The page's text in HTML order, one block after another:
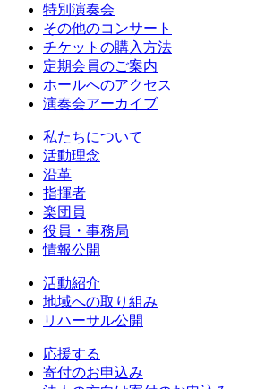
特別演奏会
その他のコンサート
チケットの購入方法
定期会員のご案内
ホールへのアクセス
演奏会アーカイブ
私たちについて
活動理念
沿革
指揮者
楽団員
役員・事務局
情報公開
活動紹介
地域への取り組み
リハーサル公開
応援する
寄付のお申込み